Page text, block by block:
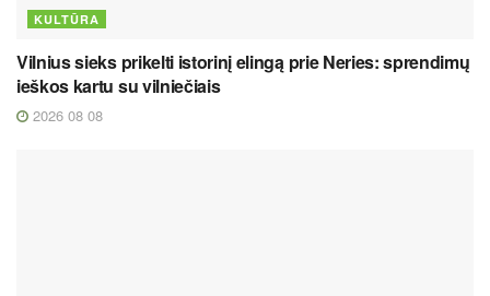
KULTŪRA
Vilnius sieks prikelti istorinį elingą prie Neries: sprendimų
ieškos kartu su vilniečiais
2026 08 08